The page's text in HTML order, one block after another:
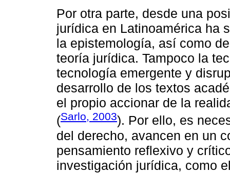
Por otra parte, desde una
jurídica en Latinoamérica ha
la epistemología, así como
teoría jurídica. Tampoco la
tecnología emergente y
desarrollo de los textos
el propio accionar de la
(Sarlo, 2003). Por ello, es
del derecho, avancen en un
pensamiento reflexivo y
investigación jurídica, como